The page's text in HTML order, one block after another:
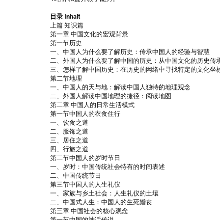
目录 Inhalt
上篇 知识篇
第一章 中国文化的宏观背景
第一节历史
一、中国人为什么要了解历史：传承中国人的经验与智慧
二、外国人为什么要了解中国的历史：从中国文化的历史传
三、怎样了解中国历史：在历史的网络中寻找特定的文化坐
第二节地理
一、中国人的天与地：解读中国人独特的地理观念
二、外国人解读中国地理的捷径：阅读地图
第二章 中国人的日常生活模式
第一节中国人的衣食住行
一、饮食之道
二、服饰之道
三、居住之道
四、行旅之道
第二节中国人的岁时节日
一、岁时：中国传统社会特有的时间表述
二、中国传统节日
第三节中国人的人生礼仪
一、家族与乡土社会：人生礼仪的土壤
二、中国式人生：中国人的生死婚丧
第三章 中国社会的核心观念